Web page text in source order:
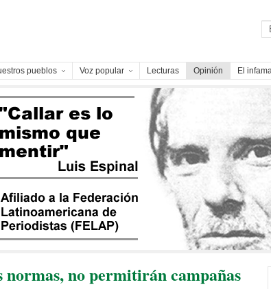
pueblos Voz popular Lecturas Opinión El
normas, no permitirán campañas